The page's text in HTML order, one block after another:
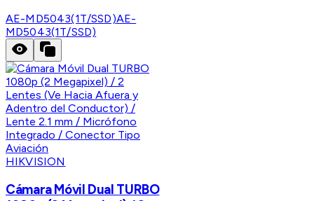
AE-MD5043(1T/SSD)AE-
MD5043(1T/SSD)
HIKVISION
Cámara Móvil Dual TURBO